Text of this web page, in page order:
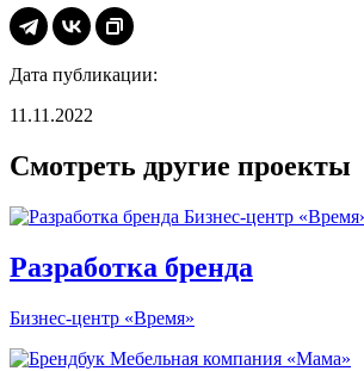
Дата публикации:
11.11.2022
Смотреть другие проекты
Разработка бренда
Бизнес-центр «Время»